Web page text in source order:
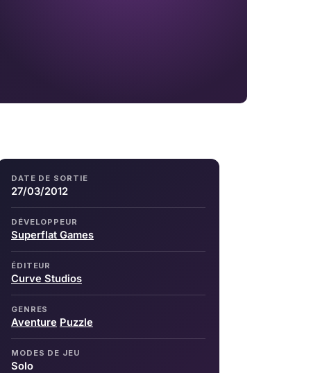
DATE DE SORTIE
27/03/2012
DÉVELOPPEUR
Superflat Games
ÉDITEUR
Curve Studios
GENRES
Aventure Puzzle
MODES DE JEU
Solo